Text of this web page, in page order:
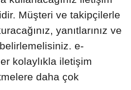
Müşteri ve takipçilerle
yanıtlarınız ve
e-
kolaylıkla iletişim
daha çok